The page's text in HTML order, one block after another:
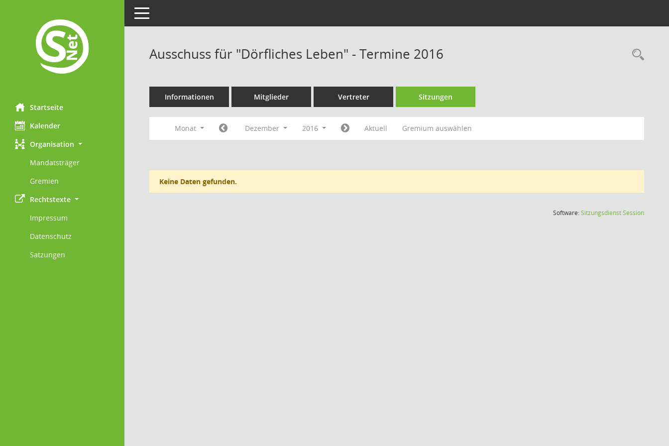
Startseite
Kalender
Organisation
Mandatsträger
Gremien
Rechtstexte
Impressum
Datenschutz
Satzungen
Toggle navigation
Ausschuss für "Dörfliches Leben" - Termine 2016
Informationen Mitglieder Vertreter Sitzungen
Monat Dezember 2016 Aktuell Gremium auswählen
Keine Daten gefunden.
Software:SitzungsdienstSession(Wird in